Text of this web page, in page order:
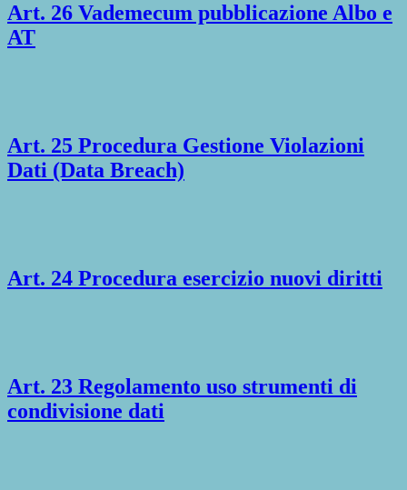
Art. 26 Vademecum pubblicazione Albo e
AT
Art. 25 Procedura Gestione Violazioni
Dati (Data Breach)
Art. 24 Procedura esercizio nuovi diritti
Art. 23 Regolamento uso strumenti di
condivisione dati